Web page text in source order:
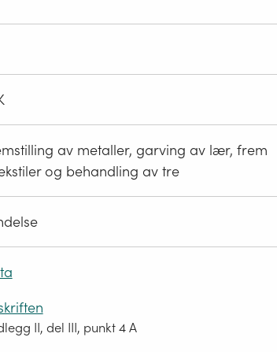
av metaller, garving av lær, frem
og behandling av tre
II, del III, punkt 4 A